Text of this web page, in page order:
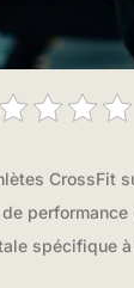
CrossFit
de
spécifique